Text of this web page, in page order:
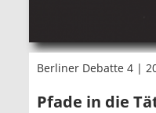
Berliner Debatte 4 |
Pfade in die